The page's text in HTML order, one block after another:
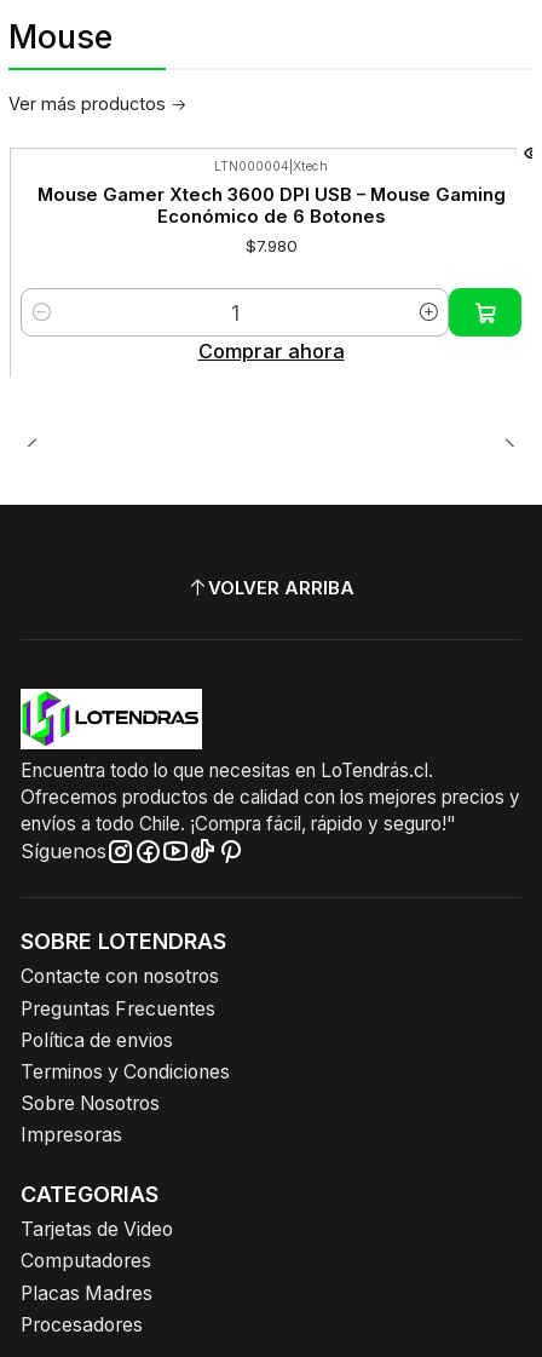
Mouse
Ver más productos
LTN000004 Xtech
Mouse Gamer Xtech 3600 DPI USB – Mouse Gaming
Económico de 6 Botones
$7.980
Cantidad
Comprar ahora
VOLVER ARRIBA
Encuentra todo lo que necesitas en LoTendrás.cl.
Ofrecemos productos de calidad con los mejores precios y
envíos a todo Chile. ¡Compra fácil, rápido y seguro!"
Síguenos
SOBRE LOTENDRAS
Contacte con nosotros
Preguntas Frecuentes
Política de envios
Terminos y Condiciones
Sobre Nosotros
Impresoras
CATEGORIAS
Tarjetas de Video
Computadores
Placas Madres
Procesadores